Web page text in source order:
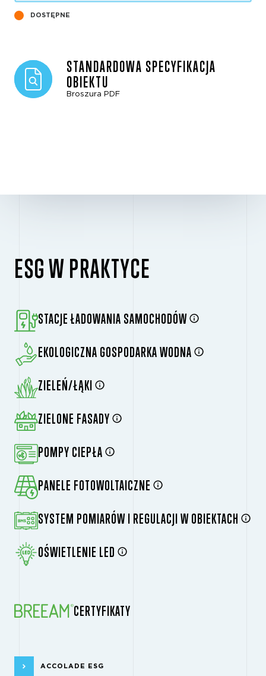
DOSTĘPNE
STANDARDOWA SPECYFIKACJA
OBIEKTU
Broszura PDF
ESG W PRAKTYCE
STACJE ŁADOWANIA SAMOCHODÓW
EKOLOGICZNA GOSPODARKA WODNA
ZIELEŃ/ŁĄKI
ZIELONE FASADY
POMPY CIEPŁA
PANELE FOTOWOLTAICZNE
SYSTEM POMIARÓW I REGULACJI W OBIEKTACH
OŚWIETLENIE LED
CERTYFIKATY
ACCOLADE ESG